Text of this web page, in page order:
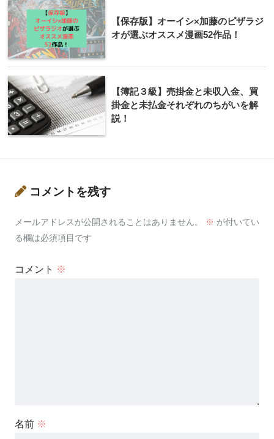
【保存版】オーイシ×加藤のピザラジ
オが選ぶオススメ漫画52作品！
【簿記３級】売掛金と未収入金、買
掛金と未払金それぞれのちがいを解
説！
コメントを残す
メールアドレスが公開されることはありません。 ※ が付いてい
る欄は必須項目です
コメント ※
名前 ※